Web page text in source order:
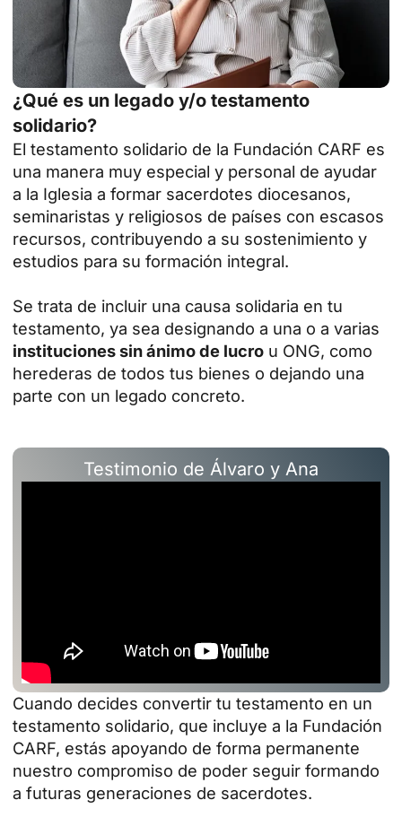
¿Qué es un legado y/o testamento
solidario?
El testamento solidario de la Fundación CARF es
una manera muy especial y personal de ayudar
a la Iglesia a formar sacerdotes diocesanos,
seminaristas y religiosos de países con escasos
recursos, contribuyendo a su sostenimiento y
estudios para su formación integral.
Se trata de incluir una causa solidaria en tu
testamento, ya sea designando a una o a varias
instituciones sin ánimo de lucro u ONG, como
herederas de todos tus bienes o dejando una
parte con un legado concreto.
Testimonio de Álvaro y Ana
Cuando decides convertir tu testamento en un
testamento solidario, que incluye a la Fundación
CARF, estás apoyando de forma permanente
nuestro compromiso de poder seguir formando
a futuras generaciones de sacerdotes.